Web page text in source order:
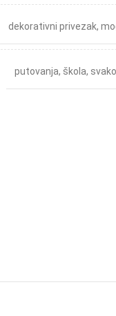
dekorativni privezak,
putovanja, škola,